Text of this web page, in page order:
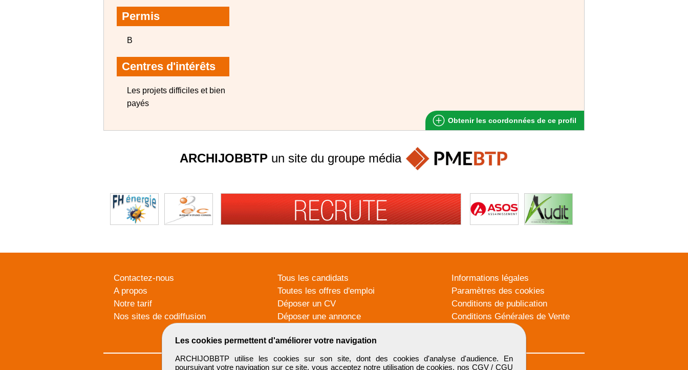
Permis
B
Centres d'intérêts
Les projets difficiles et bien
payés
Obtenir les coordonnées de ce profil
Les cookies permettent d'améliorer votre navigation
ARCHIJOBBTP utilise les cookies sur son site, dont des cookies d'analyse d'audience. En
poursuivant votre navigation sur ce site, vous acceptez notre utilisation de cookies, nos CGV / CGU
ARCHIJOBBTPun site du groupe média
Contactez-nous
A propos
Notre tarif
Nos sites de codiffusion
Tous les candidats
Toutes les offres d'emploi
Déposer un CV
Déposer une annonce
Informations légales
Paramètres des cookies
Conditions de publication
Conditions Générales de Vente